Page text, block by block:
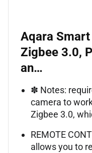
Aqara Smart
Zigbee 3.0,
an…
✽ Notes:
camera to
Zigbee 3.0,
REMOTE
allows you to